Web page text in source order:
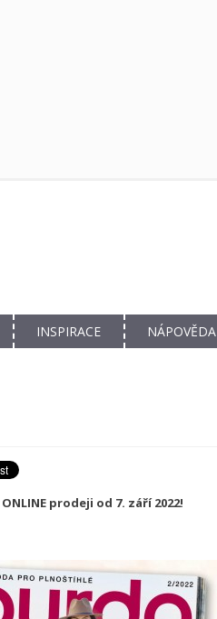
INSPIRACE NÁPOVĚDA
prodeji od 7. září 2022!